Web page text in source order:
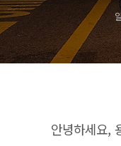
안녕하세요,